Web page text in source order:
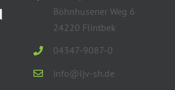
Böhnhusener Weg 6
24220 Flintbek
04347-9087-0
info@ljv-sh.de